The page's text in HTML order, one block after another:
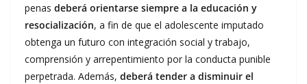
penas deberá orientarse siempre a la educación y
resocialización, a fin de que el adolescente imputado
obtenga un futuro con integración social y trabajo,
comprensión y arrepentimiento por la conducta punible
perpetrada. Además, deberá tender a disminuir el